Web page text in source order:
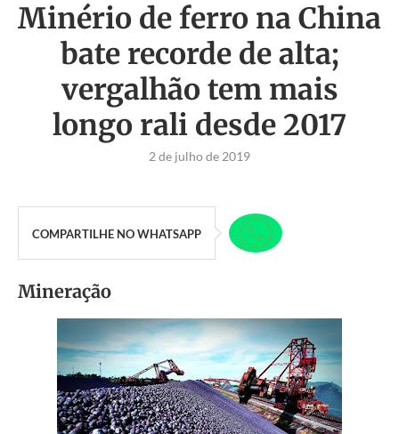
Minério de ferro na China
bate recorde de alta;
vergalhão tem mais
longo rali desde 2017
2 de julho de 2019
COMPARTILHE NO WHATSAPP
Mineração